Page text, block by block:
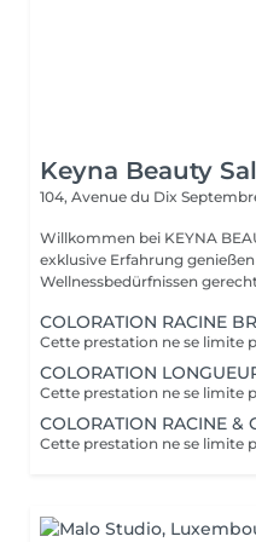
Keyna Beauty
104, Avenue du Dix
Willkommen bei KEYNA
exklusive Erfahrung
Wellnessbedürfnissen
COLORATION RACINE
COLORATION
COLORATION RACINE &